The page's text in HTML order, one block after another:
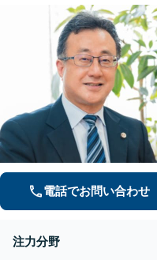
電話でお問い合わせ
注力分野